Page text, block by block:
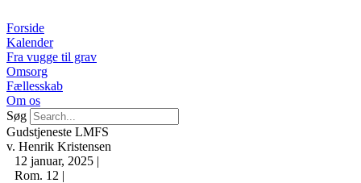
til
indhold
Forside
Kalender
Fra vugge til grav
Omsorg
Fællesskab
Om os
Søg
Gudstjeneste LMFS
v. Henrik Kristensen
12 januar, 2025 |
Rom. 12 |